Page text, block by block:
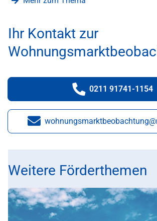
Ihr Kontakt zur
0211 91741-1154
E-Mail:
Weitere Förderthemen